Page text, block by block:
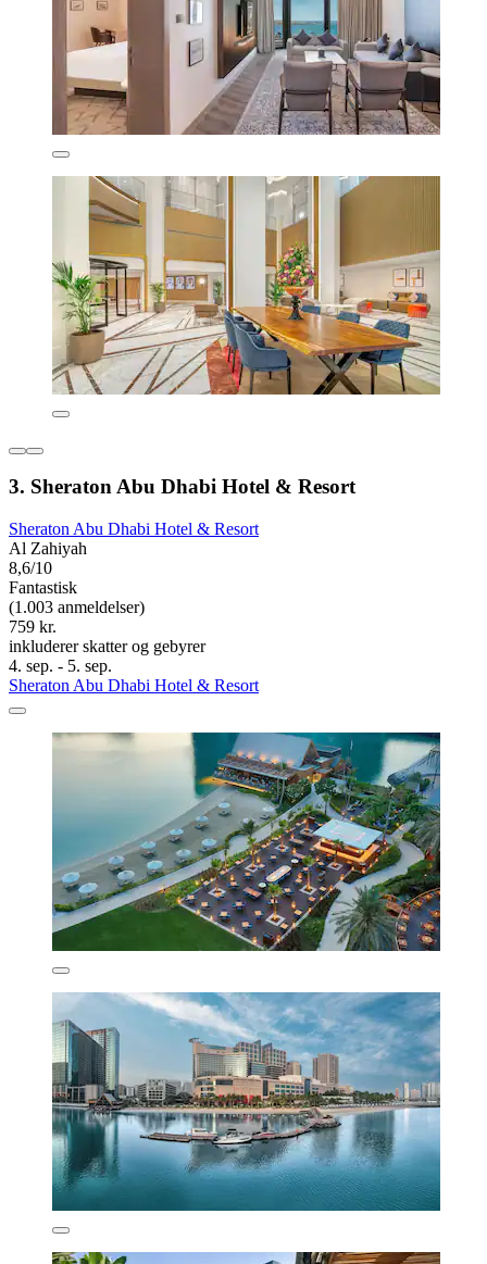
3. Sheraton Abu Dhabi Hotel & Resort
Sheraton Abu Dhabi Hotel & Resort
Al Zahiyah
8,6/10
Fantastisk
(1.003 anmeldelser)
759 kr.
inkluderer skatter og gebyrer
4. sep. - 5. sep.
Sheraton Abu Dhabi Hotel & Resort